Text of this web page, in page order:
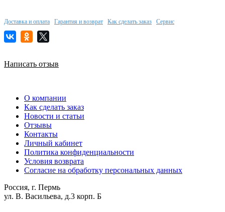
Доставка и оплата Гарантия и возврат Как сделать заказ Сервис
Написать отзыв
О компании
Как сделать заказ
Новости и статьи
Отзывы
Контакты
Личный кабинет
Политика конфиденциальности
Условия возврата
Согласие на обработку персональных данных
Россия, г. Пермь
ул. В. Васильева, д.3 корп. Б